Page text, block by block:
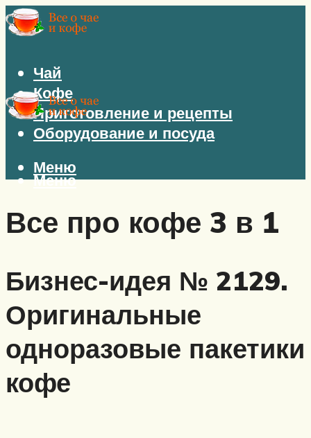
Чай
Кофе
Приготовление и рецепты
Оборудование и посуда
Меню
Меню
Все про кофе 3 в 1
Бизнес-идея № 2129.
Оригинальные
одноразовые пакетики
кофе